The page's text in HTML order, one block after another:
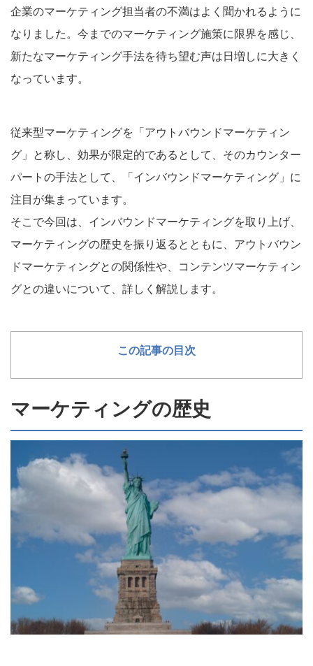
企業のマーケティング担当者の不満はよく聞かれるように
なりました。今までのマーケティング施策に限界を感じ、
新たなマーケティング手法を待ち望む声は日増しに大きく
なっています。
従来型マーケティングを「アウトバウンドマーケティン
グ」と称し、効果が限定的であるとして、そのカウンター
パートの手法として、「インバウンドマーケティング」に
注目が集まっています。
そこで今回は、インバウンドマーケティングを取り上げ、
マーケティングの歴史を振り返るとともに、アウトバウン
ドマーケティングとの関係性や、コンテンツマーケティン
グとの違いについて、詳しく解説します。
この記事の目次
マーケティングの歴史